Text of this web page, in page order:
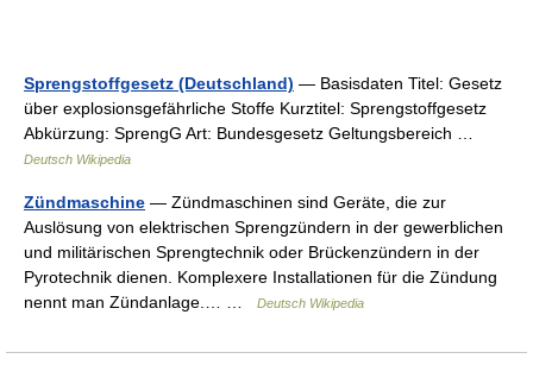
Sprengstoffgesetz (Deutschland) — Basisdaten Titel: Gesetz
über explosionsgefährliche Stoffe Kurztitel: Sprengstoffgesetz
Abkürzung: SprengG Art: Bundesgesetz Geltungsbereich …
Deutsch Wikipedia
Zündmaschine — Zündmaschinen sind Geräte, die zur
Auslösung von elektrischen Sprengzündern in der gewerblichen
und militärischen Sprengtechnik oder Brückenzündern in der
Pyrotechnik dienen. Komplexere Installationen für die Zündung
nennt man Zündanlage.… …
Deutsch Wikipedia